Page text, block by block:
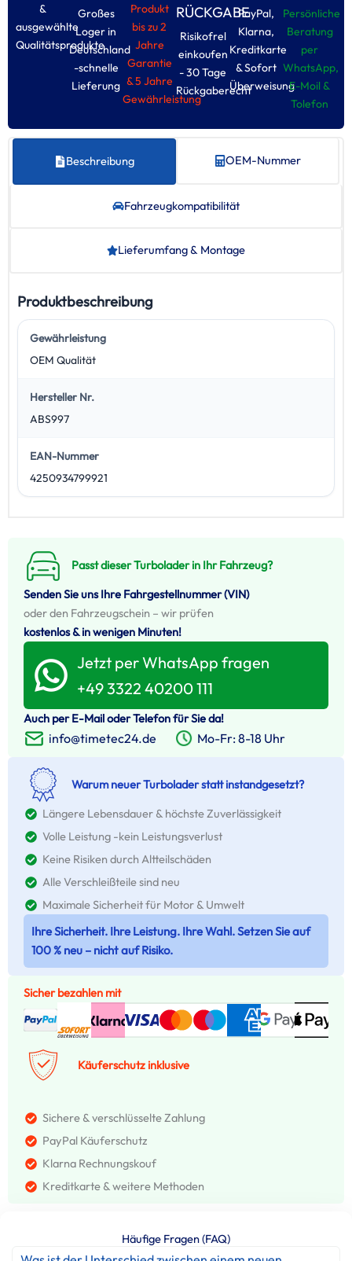
&
ausgewählte
Qualitätsprodukte
Großes
Loger in
Deutschland
-schnelle
Lieferung
Produkt
bis zu 2
Jahre
Garantie
& 5 Jahre
Gewährleistung
RÜCKGABE
Risikofrel
einkoufen
- 30 Tage
Rückgaberecht
PayPal,
Klarna,
Kreditkarte
& Sofort
Überweisung
Persönliche
Beratung
per
WhatsApp,
E-Moil &
Tolefon
Beschreibung OEM-Nummer
Fahrzeug­kompatibilität
Lieferumfang & Montage
Produktbeschreibung
Gewährleistung
OEM Qualität
Hersteller Nr.
ABS997
EAN-Nummer
4250934799921
Passt dieser Turbolader in Ihr Fahrzeug?
Senden Sie uns Ihre Fahrgestellnummer (VIN)
oder den Fahrzeugschein – wir prüfen
kostenlos & in wenigen Minuten!
Jetzt per WhatsApp fragen
+49 3322 40200 111
Auch per E-Mail oder Telefon für Sie da!
info@timetec24.de Mo-Fr: 8-18 Uhr
Warum neuer Turbolader statt instandgesetzt?
Längere Lebensdauer & höchste Zuverlässigkeit
Volle Leistung -kein Leistungsverlust
Keine Risiken durch Altteilschäden
Alle Verschleißteile sind neu
Maximale Sicherheit für Motor & Umwelt
Ihre Sicherheit. Ihre Leistung. Ihre Wahl. Setzen Sie auf
100 % neu – nicht auf Risiko.
Sicher bezahlen mit
Käuferschutz inklusive
Sichere & verschlüsselte Zahlung
PayPal Käuferschutz
Klarna Rechnungskouf
Kreditkarte & weitere Methoden
Häufige Fragen (FAQ)